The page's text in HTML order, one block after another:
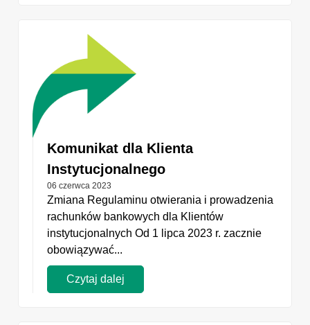
Komunikat dla Klienta
Instytucjonalnego
06 czerwca 2023
Zmiana Regulaminu otwierania i prowadzenia
rachunków bankowych dla Klientów
instytucjonalnych Od 1 lipca 2023 r. zacznie
obowiązywać...
Czytaj dalej